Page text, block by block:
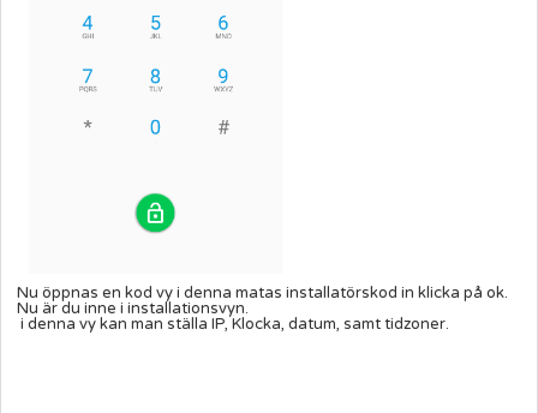
Nu öppnas en kod vy i denna matas installatörskod in klicka på ok.
Nu är du inne i installationsvyn.
i denna vy kan man ställa IP, Klocka, datum, samt tidzoner.